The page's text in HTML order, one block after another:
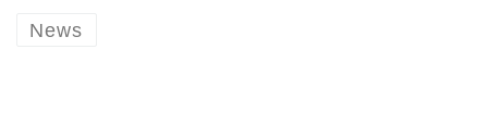
News